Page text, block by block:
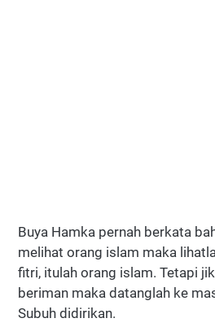
Buya Hamka pernah berkata
melihat orang islam maka
fitri, itulah orang islam. Tetapi
beriman maka datanglah ke
Subuh didirikan.